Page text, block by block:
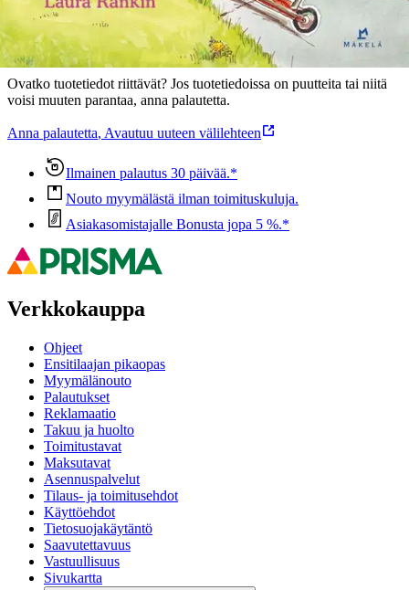
Oletko tyytyväinen tuotetietoihin?
Ovatko tuotetiedot riittävät? Jos tuotetiedoissa on puutteita tai niitä
voisi muuten parantaa, anna palautetta.
Anna palautetta, Avautuu uuteen välilehteen
Ilmainen palautus 30 päivää.*
Nouto myymälästä ilman toimituskuluja.
Asiakasomistajalle Bonusta jopa 5 %.*
Verkkokauppa
Ohjeet
Ensitilaajan pikaopas
Myymälänouto
Palautukset
Reklamaatio
Takuu ja huolto
Toimitustavat
Maksutavat
Asennuspalvelut
Tilaus- ja toimitusehdot
Käyttöehdot
Tietosuojakäytäntö
Saavutettavuus
Vastuullisuus
Sivukartta